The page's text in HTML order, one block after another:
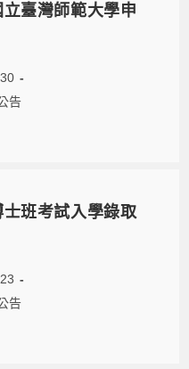
臺灣師範大學申
告
班考試入學錄取
告